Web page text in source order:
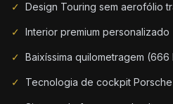
✓ Design Touring sem aerofólio
✓ Interior premium personalizado
✓ Baixíssima quilometragem (666
✓ Tecnologia de cockpit